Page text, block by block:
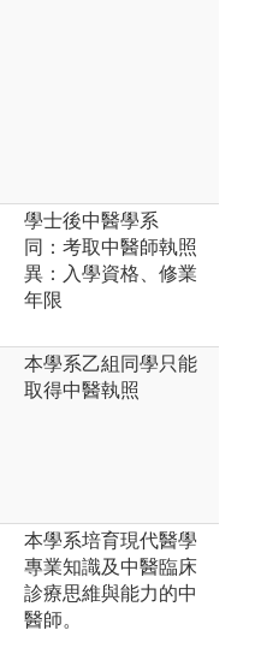
學士後中醫學系
同：考取中醫師執照
異：入學資格、修業
年限
本學系乙組同學只能
取得中醫執照
本學系培育現代醫學
專業知識及中醫臨床
診療思維與能力的中
醫師。